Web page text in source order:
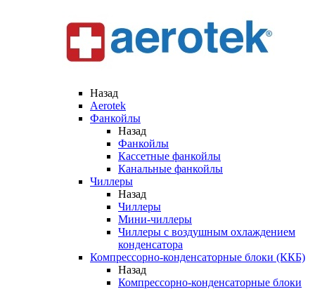
Назад
Aerotek
Фанкойлы
Назад
Фанкойлы
Кассетные фанкойлы
Канальные фанкойлы
Чиллеры
Назад
Чиллеры
Мини-чиллеры
Чиллеры с воздушным охлаждением
конденсатора
Компрессорно-конденсаторные блоки (ККБ)
Назад
Компрессорно-конденсаторные блоки